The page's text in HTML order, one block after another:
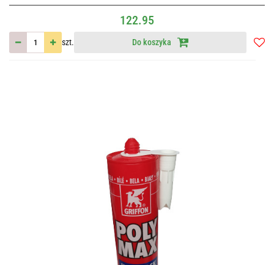
122.95
szt. Do koszyka